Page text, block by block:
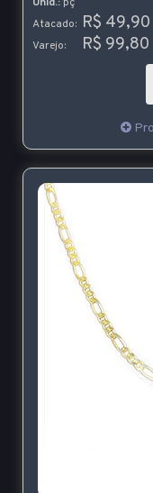
Atacado: R$ 49,90
Varejo: R$ 99,80